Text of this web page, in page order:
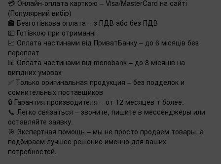
💳 Онлайн-оплата карткою – Visa/MasterCard на сайті
(Популярний вибір)
🏦 Безготівкова оплата – з ПДВ або без ПДВ
💵 Готівкою при отриманні
📈 Оплата частинами від ПриватБанку – до 6 місяців без
переплат
📊 Оплата частинами від monobank – до 8 місяців на
вигідних умовах
✅ Только оригинальная продукция – без подделок и
сомнительных поставщиков
🔒 Гарантия производителя – от 12 месяцев т более.
📞 Легко связаться – звоните, пишите в мессенджеры или
оставляйте заявку.
🎯 Экспертная помощь – мы не просто продаем товары, а
подбираем лучшее решение именно для ваших
потребностей.